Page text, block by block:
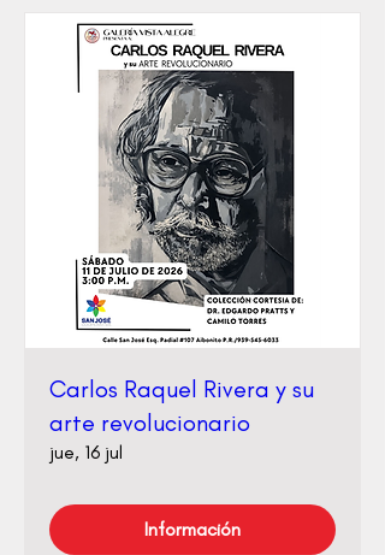
Carlos Raquel Rivera y su
arte revolucionario
jue, 16 jul
Información